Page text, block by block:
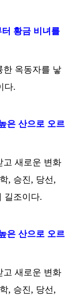
황금 비녀를
한 옥동자를 낳
다.
은 산으로 오르
고 새로운 변화
, 승진, 당선,
길조이다.
은 산으로 오르
고 새로운 변화
, 승진, 당선,